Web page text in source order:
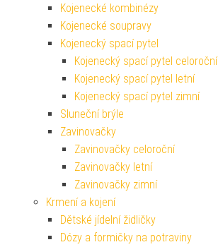
Kojenecké kombinézy
Kojenecké soupravy
Kojenecký spací pytel
Kojenecký spací pytel celoroční
Kojenecký spací pytel letní
Kojenecký spací pytel zimní
Sluneční brýle
Zavinovačky
Zavinovačky celoroční
Zavinovačky letní
Zavinovačky zimní
Krmení a kojení
Dětské jídelní židličky
Dózy a formičky na potraviny